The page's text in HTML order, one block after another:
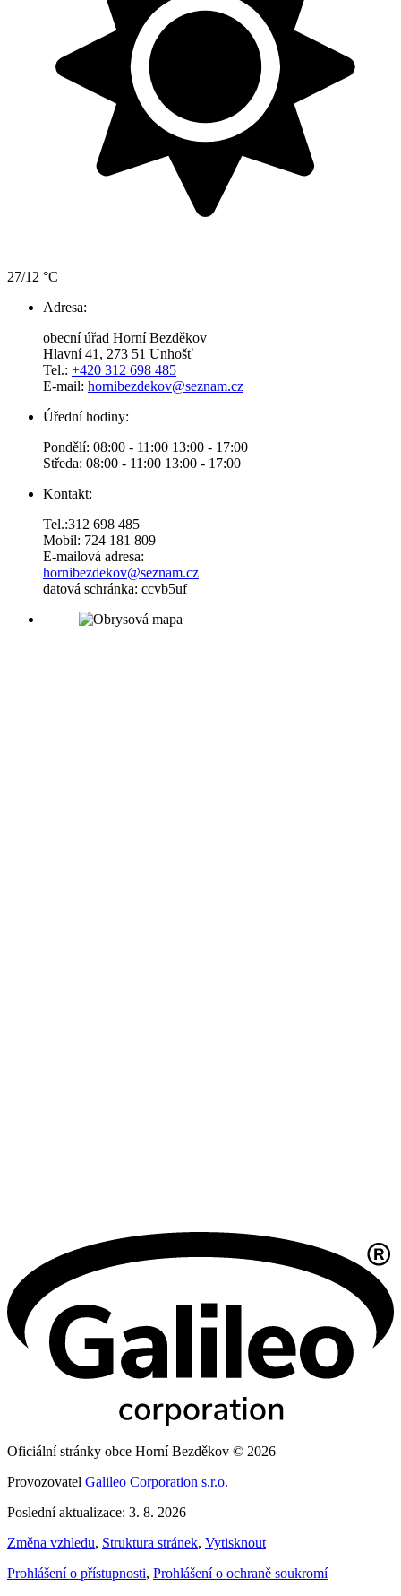
27/12 °C
Adresa:
obecní úřad Horní Bezděkov
Hlavní 41, 273 51 Unhošť
Tel.: +420 312 698 485
E-mail: hornibezdekov@seznam.cz
Úřední hodiny:
Pondělí: 08:00 - 11:00 13:00 - 17:00
Středa: 08:00 - 11:00 13:00 - 17:00
Kontakt:
Tel.:312 698 485
Mobil: 724 181 809
E-mailová adresa:
hornibezdekov@seznam.cz
datová schránka: ccvb5uf
Oficiální stránky obce Horní Bezděkov © 2026
Provozovatel Galileo Corporation s.r.o.
Poslední aktualizace: 3. 8. 2026
Změna vzhledu, Struktura stránek, Vytisknout
Prohlášení o přístupnosti, Prohlášení o ochraně soukromí